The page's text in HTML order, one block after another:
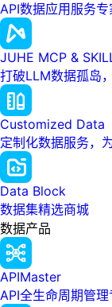
API数据应用服务专
JUHE MCP &
打破LLM数据孤岛
Customized Data
定制化数据服务，
Data Block
数据集精选商城
数据产品
APIMaster
API全生命周期管理